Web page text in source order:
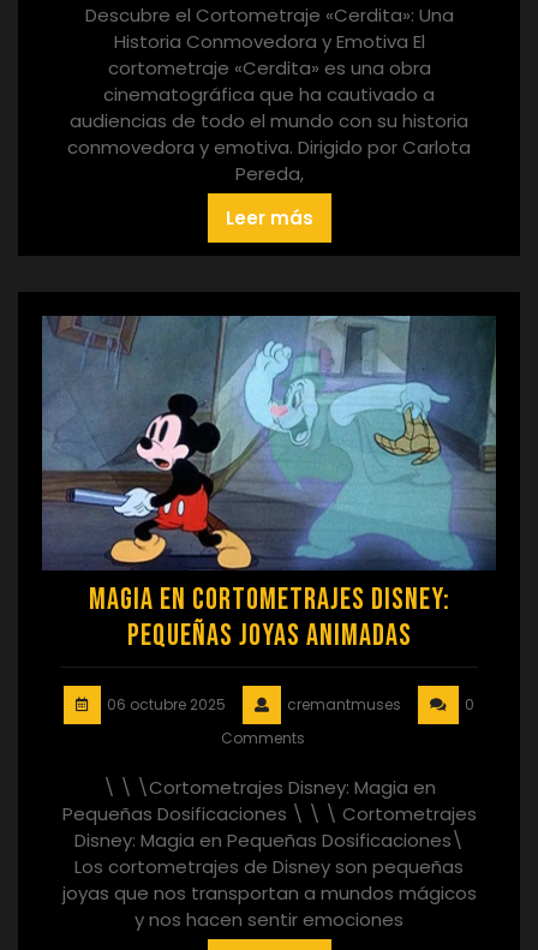
Descubre el Cortometraje «Cerdita»: Una
Historia Conmovedora y Emotiva El
cortometraje «Cerdita» es una obra
cinematográfica que ha cautivado a
audiencias de todo el mundo con su historia
conmovedora y emotiva. Dirigido por Carlota
Pereda,
Leer más
Magia en Cortometrajes Disney:
Pequeñas Joyas Animadas
06 octubre 2025 cremantmuses
0
Comments
\ \ \Cortometrajes Disney: Magia en
Pequeñas Dosificaciones \ \ \ Cortometrajes
Disney: Magia en Pequeñas Dosificaciones\
Los cortometrajes de Disney son pequeñas
joyas que nos transportan a mundos mágicos
y nos hacen sentir emociones